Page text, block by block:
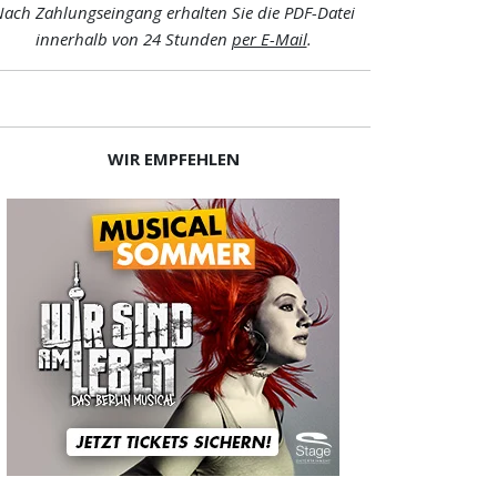
Zahlungseingang erhalten Sie die PDF-Datei
innerhalb von 24 Stunden per E-Mail.
WIR EMPFEHLEN